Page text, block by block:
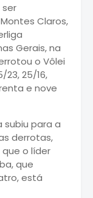
ser
Claros,
Gerais, na
o Vôlei
23, 25/16,
e nove
subiu para a
derrotas,
o líder
que
está